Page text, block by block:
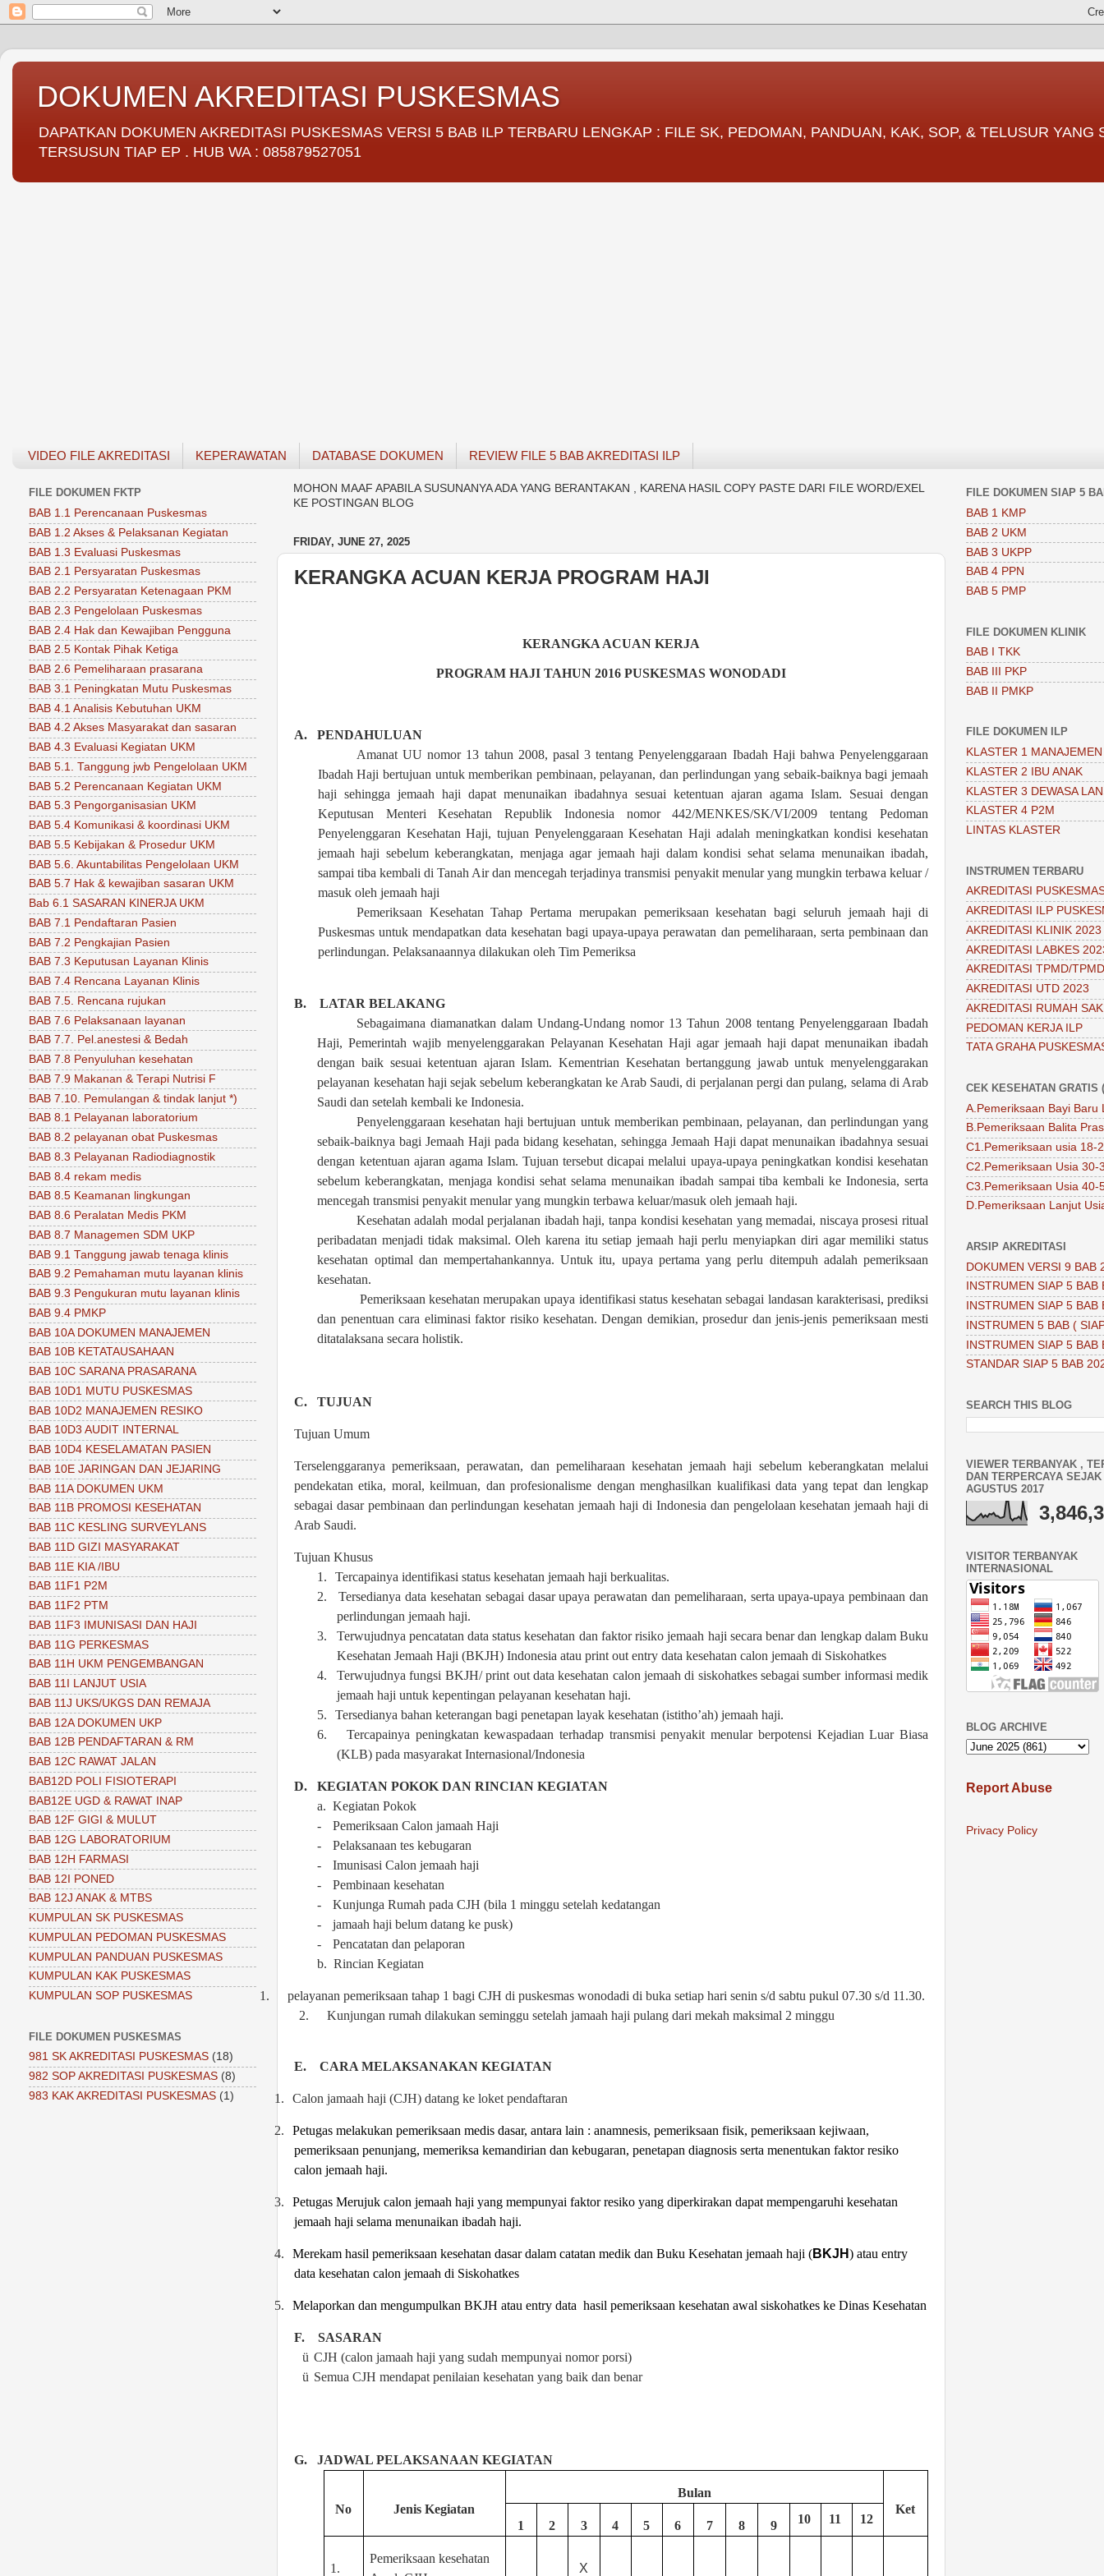
DOKUMEN AKREDITASI PUSKESMAS
DAPATKAN DOKUMEN AKREDITASI PUSKESMAS VERSI 5 BAB ILP TERBARU LENGKAP : FILE SK, PEDOMAN, PANDUAN, KAK, SOP, & TELUSUR YANG
TERSUSUN TIAP EP . HUB WA : 085879527051
VIDEO FILE AKREDITASI KEPERAWATAN DATABASE DOKUMEN REVIEW FILE 5 BAB AKREDITASI ILP
MOHON MAAF APABILA SUSUNANYA ADA YANG BERANTAKAN , KARENA HASIL COPY PASTE DARI FILE WORD/EXEL
KE POSTINGAN BLOG
FRIDAY, JUNE 27, 2025
KERANGKA ACUAN KERJA PROGRAM HAJI
KERANGKA ACUAN KERJA
PROGRAM HAJI TAHUN 2016 PUSKESMAS WONODADI
A.
PENDAHULUAN
Amanat UU nomor 13 tahun 2008, pasal 3 tentang Penyelenggaraan Ibadah Haji bahwa Penyelenggaraan
Ibadah Haji bertujuan untuk memberikan pembinaan, pelayanan, dan perlindungan yang sebaik-baiknya bagi jemaah
haji sehingga jemaah haji dapat menunaikan ibadahnya sesuai ketentuan ajaran agama Islam. Sesuai dengan
Keputusan Menteri Kesehatan Republik Indonesia nomor 442/MENKES/SK/VI/2009 tentang Pedoman
Penyelenggaran Kesehatan Haji, tujuan Penyelenggaraan Kesehatan Haji adalah meningkatkan kondisi kesehatan
jemaah haji sebelum keberangkatan, menjaga agar jemaah haji dalam kondisi sehat selama menunaikan ibadah,
sampai tiba kembali di Tanah Air dan mencegah terjadinya transmisi penyakit menular yang mungkin terbawa keluar /
masuk oleh jemaah haji
Pemeriksaan Kesehatan Tahap Pertama merupakan pemeriksaan kesehatan bagi seluruh jemaah haji di
Puskesmas untuk mendapatkan data kesehatan bagi upaya-upaya perawatan dan pemeliharaan, serta pembinaan dan
perlindungan. Pelaksanaannya dilakukan oleh Tim Pemeriksa
B.
LATAR BELAKANG
Sebagaimana diamanatkan dalam Undang-Undang nomor 13 Tahun 2008 tentang Penyelenggaraan Ibadah
Haji, Pemerintah wajib menyelenggarakan Pelayanan Kesehatan Haji agar jemaah haji dapat menunaikan ibadah
dengan baik sesuai ketentuan ajaran Islam. Kementrian Kesehatan bertanggung jawab untuk menyelenggarakan
pelayanan kesehatan haji sejak sebelum keberangkatan ke Arab Saudi, di perjalanan pergi dan pulang, selama di Arab
Saudi dan setelah kembali ke Indonesia.
Penyelenggaraan kesehatan haji bertujuan untuk memberikan pembinaan, pelayanan, dan perlindungan yang
sebaik-baiknya bagi Jemaah Haji pada bidang kesehatan, sehingga Jemaah Haji dapat menunaikan ibadahnya sesuai
dengan ketentuan ajaran agama Islam. Tujuan tersebut dicapai melalui upaya-upaya peningkatkan kondisi kesehatan
sebelum keberangkatan, menjaga kondisi sehat selama menunaikan ibadah sampai tiba kembali ke Indonesia, serta
mencegah transmisi penyakit menular yang mungkin terbawa keluar/masuk oleh jemaah haji.
Kesehatan adalah modal perjalanan ibadah haji, tanpa kondisi kesehatan yang memadai, niscaya prosesi ritual
peribadatan menjadi tidak maksimal. Oleh karena itu setiap jemaah haji perlu menyiapkan diri agar memiliki status
kesehatan optimal dan mempertahankannya. Untuk itu, upaya pertama yang perlu ditempuh adalah pemeriksaan
kesehatan.
Pemeriksaan kesehatan merupakan upaya identifikasi status kesehatan sebagai landasan karakterisasi, prediksi
dan penentuan cara eliminasi faktor risiko kesehatan. Dengan demikian, prosedur dan jenis-jenis pemeriksaan mesti
ditatalaksana secara holistik.
C. TUJUAN
Tujuan Umum
Terselenggaranya pemeriksaan, perawatan, dan pemeliharaan kesehatan jemaah haji sebelum keberangkatan melalui
pendekatan etika, moral, keilmuan, dan profesionalisme dengan menghasilkan kualifikasi data yang tepat dan lengkap
sebagai dasar pembinaan dan perlindungan kesehatan jemaah haji di Indonesia dan pengelolaan kesehatan jemaah haji di
Arab Saudi.
Tujuan Khusus
1.
Tercapainya identifikasi status kesehatan jemaah haji berkualitas.
2.
Tersedianya data kesehatan sebagai dasar upaya perawatan dan pemeliharaan, serta upaya-upaya pembinaan dan
perlindungan jemaah haji.
3.
Terwujudnya pencatatan data status kesehatan dan faktor risiko jemaah haji secara benar dan lengkap dalam Buku
Kesehatan Jemaah Haji (BKJH) Indonesiaatau print out entry data kesehatan calon jemaah di Siskohatkes
4.
Terwujudnya fungsi BKJH/print out data kesehatan calon jemaah di siskohatkes sebagai sumber informasi medik
jemaah haji untuk kepentingan pelayanan kesehatan haji.
5.
Tersedianya bahan keterangan bagi penetapan layak kesehatan (istitho’ah) jemaah haji.
6.
Tercapainya peningkatan kewaspadaan terhadap transmisi penyakit menular berpotensi Kejadian Luar Biasa
(KLB) pada masyarakat Internasional/Indonesia
D.
KEGIATAN POKOK DAN RINCIAN KEGIATAN
a. Kegiatan Pokok
-
Pemeriksaan Calon jamaah Haji
-
Pelaksanaan tes kebugaran
-
Imunisasi Calon jemaah haji
-
Pembinaan kesehatan
-
Kunjunga Rumah pada CJH (bila 1 minggu setelah kedatangan
-
jamaah haji belum datang ke pusk)
-
Pencatatan dan pelaporan
b. Rincian Kegiatan
1.
pelayanan pemeriksaan tahap 1 bagi CJH di puskesmas wonodadi di buka setiap hari senin s/d sabtu pukul 07.30 s/d 11.30.
2.
Kunjungan rumah dilakukan seminggu setelah jamaah haji pulang dari mekah maksimal 2 minggu
E. CARA MELAKSANAKAN KEGIATAN
1. Calon jamaah haji (CJH) datang ke loket pendaftaran
2. Petugas melakukan pemeriksaan medis dasar, antara lain : anamnesis, pemeriksaan fisik, pemeriksaan kejiwaan,
pemeriksaan penunjang, memeriksa kemandirian dan kebugaran, penetapan diagnosis serta menentukan faktor resiko
calon jemaah haji.
3. Petugas Merujuk calon jemaah haji yang mempunyai faktor resiko yang diperkirakan dapat mempengaruhi kesehatan
jemaah haji selama menunaikan ibadah haji.
4. Merekam hasil pemeriksaan kesehatan dasar dalam catatan medik dan Buku Kesehatan jemaah haji (BKJH) atau entry
data kesehatan calon jemaah di Siskohatkes
5. Melaporkan dan mengumpulkan BKJH atau entry data hasil pemeriksaan kesehatan awal siskohatkes ke Dinas Kesehatan
F.
SASARAN
ü CJH (calon jamaah haji yang sudah mempunyai nomor porsi)
ü Semua CJH mendapat penilaian kesehatan yang baik dan benar
G. JADWAL PELAKSANAAN KEGIATAN
No Jenis Kegiatan
Bulan
Ket
1
2 3 4 5 6 7 8 9 10 11 12
1.
Pemeriksaan kesehatan
X
FILE DOKUMEN FKTP
BAB 1.1 Perencanaan Puskesmas
BAB 1.2 Akses & Pelaksanan Kegiatan
BAB 1.3 Evaluasi Puskesmas
BAB 2.1 Persyaratan Puskesmas
BAB 2.2 Persyaratan Ketenagaan PKM
BAB 2.3 Pengelolaan Puskesmas
BAB 2.4 Hak dan Kewajiban Pengguna
BAB 2.5 Kontak Pihak Ketiga
BAB 2.6 Pemeliharaan prasarana
BAB 3.1 Peningkatan Mutu Puskesmas
BAB 4.1 Analisis Kebutuhan UKM
BAB 4.2 Akses Masyarakat dan sasaran
BAB 4.3 Evaluasi Kegiatan UKM
BAB 5.1. Tanggung jwb Pengelolaan UKM
BAB 5.2 Perencanaan Kegiatan UKM
BAB 5.3 Pengorganisasian UKM
BAB 5.4 Komunikasi & koordinasi UKM
BAB 5.5 Kebijakan & Prosedur UKM
BAB 5.6. Akuntabilitas Pengelolaan UKM
BAB 5.7 Hak & kewajiban sasaran UKM
Bab 6.1 SASARAN KINERJA UKM
BAB 7.1 Pendaftaran Pasien
BAB 7.2 Pengkajian Pasien
BAB 7.3 Keputusan Layanan Klinis
BAB 7.4 Rencana Layanan Klinis
BAB 7.5. Rencana rujukan
BAB 7.6 Pelaksanaan layanan
BAB 7.7. Pel.anestesi & Bedah
BAB 7.8 Penyuluhan kesehatan
BAB 7.9 Makanan & Terapi Nutrisi F
BAB 7.10. Pemulangan & tindak lanjut *)
BAB 8.1 Pelayanan laboratorium
BAB 8.2 pelayanan obat Puskesmas
BAB 8.3 Pelayanan Radiodiagnostik
BAB 8.4 rekam medis
BAB 8.5 Keamanan lingkungan
BAB 8.6 Peralatan Medis PKM
BAB 8.7 Managemen SDM UKP
BAB 9.1 Tanggung jawab tenaga klinis
BAB 9.2 Pemahaman mutu layanan klinis
BAB 9.3 Pengukuran mutu layanan klinis
BAB 9.4 PMKP
BAB 10A DOKUMEN MANAJEMEN
BAB 10B KETATAUSAHAAN
BAB 10C SARANA PRASARANA
BAB 10D1 MUTU PUSKESMAS
BAB 10D2 MANAJEMEN RESIKO
BAB 10D3 AUDIT INTERNAL
BAB 10D4 KESELAMATAN PASIEN
BAB 10E JARINGAN DAN JEJARING
BAB 11A DOKUMEN UKM
BAB 11B PROMOSI KESEHATAN
BAB 11C KESLING SURVEYLANS
BAB 11D GIZI MASYARAKAT
BAB 11E KIA /IBU
BAB 11F1 P2M
BAB 11F2 PTM
BAB 11F3 IMUNISASI DAN HAJI
BAB 11G PERKESMAS
BAB 11H UKM PENGEMBANGAN
BAB 11I LANJUT USIA
BAB 11J UKS/UKGS DAN REMAJA
BAB 12A DOKUMEN UKP
BAB 12B PENDAFTARAN & RM
BAB 12C RAWAT JALAN
BAB12D POLI FISIOTERAPI
BAB12E UGD & RAWAT INAP
BAB 12F GIGI & MULUT
BAB 12G LABORATORIUM
BAB 12H FARMASI
BAB 12I PONED
BAB 12J ANAK & MTBS
KUMPULAN SK PUSKESMAS
KUMPULAN PEDOMAN PUSKESMAS
KUMPULAN PANDUAN PUSKESMAS
KUMPULAN KAK PUSKESMAS
KUMPULAN SOP PUSKESMAS
FILE DOKUMEN PUSKESMAS
981 SK AKREDITASI PUSKESMAS (18)
982 SOP AKREDITASI PUSKESMAS (8)
983 KAK AKREDITASI PUSKESMAS (1)
FILE DOKUMEN SIAP 5
BAB 1 KMP
BAB 2 UKM
BAB 3 UKPP
BAB 4 PPN
BAB 5 PMP
FILE DOKUMEN KLINIK
BAB I TKK
BAB III PKP
BAB II PMKP
FILE DOKUMEN ILP
KLASTER 1 MANAJEMEN
KLASTER 2 IBU ANAK
KLASTER 3 DEWASA
KLASTER 4 P2M
LINTAS KLASTER
INSTRUMEN TERBARU
AKREDITASI
AKREDITASI ILP
AKREDITASI KLINIK 2023
AKREDITASI LABKES
AKREDITASI TPMD/
AKREDITASI UTD 2023
AKREDITASI RUMAH
PEDOMAN KERJA ILP
TATA GRAHA
CEK KESEHATAN GRATIS
A.Pemeriksaan Bayi Baru
B.Pemeriksaan Balita
C1.Pemeriksaan usia 18-
C2.Pemeriksaan Usia 30-
C3.Pemeriksaan Usia 40-
D.Pemeriksaan Lanjut
ARSIP AKREDITASI
DOKUMEN VERSI 9 BAB
INSTRUMEN SIAP 5 BAB
INSTRUMEN SIAP 5 BAB
INSTRUMEN 5 BAB (
INSTRUMEN SIAP 5 BAB
STANDAR SIAP 5 BAB
SEARCH THIS BLOG
VIEWER TERBANYAK ,
DAN TERPERCAYA SEJAK
AGUSTUS 2017
VISITOR TERBANYAK
INTERNASIONAL
BLOG ARCHIVE
Report Abuse
Privacy Policy